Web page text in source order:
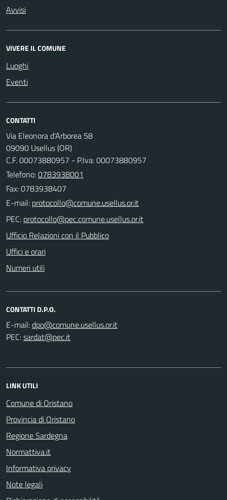
Avvisi
VIVERE IL COMUNE
Luoghi
Eventi
CONTATTI
Via Eleonora d'Arborea 58
09090 Usellus (OR)
C.F. 00073880957 - P.Iva: 00073880957
Telefono:0783938001
Fax: 0783938407
E-mail:
PEC:
Ufficio Relazioni con il Pubblico
Uffici e orari
Numeri utili
CONTATTI D.P.O.
E-mail:
PEC:
LINK UTILI
Comune di Oristano
Provincia di Oristano
Regione Sardegna
Normattiva.it
Informativa privacy
Note legali